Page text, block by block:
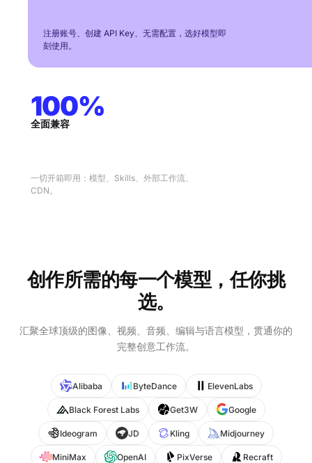
注册账号、创建 API Key、无需配置，选好模型即
刻使用。
100%
全面兼容
一切开箱即用：模型、Skills、外部工作流、
CDN。
创作所需的每一个模型，任你挑
选。
汇聚全球顶级的图像、视频、音频、编辑与语言模型，贯通你的
完整创意工作流。
Alibaba ByteDance ElevenLabs
Black Forest Labs Get3W Google
Ideogram JD Kling Midjourney
MiniMax OpenAI PixVerse Recraft